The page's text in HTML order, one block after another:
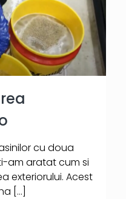
cu doua
am aratat cum si
exteriorului. Acest
[…]